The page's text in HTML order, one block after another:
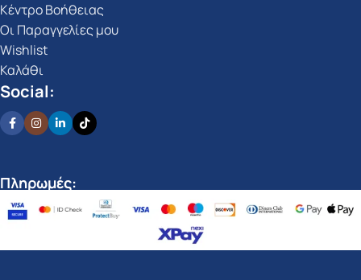
Κέντρο Βοήθειας
Οι Παραγγελίες μου
Wishlist
Καλάθι
Social:
Πληρωμές: